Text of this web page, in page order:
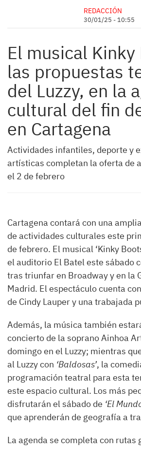
REDACCIÓN
30/01/25 - 10:55
El musical
las propuestas
del Luzzy, en la
cultural del fin
en Cartagena
Actividades infantiles, deporte y
artísticas completan la oferta de
el 2 de febrero
Cartagena contará con una
de actividades culturales este
de febrero. El musical ‘Kinky
el auditorio El Batel este sábado
tras triunfar en Broadway y en la
Madrid. El espectáculo cuenta
de Cindy Lauper y una trabajada
Además, la música también
concierto de la soprano Ainhoa
domingo en el Luzzy; mientras
al Luzzy con ‘Baldosas’, la
programación teatral para esta
este espacio cultural. Los más
disfrutarán el sábado de ‘El
que aprenderán de geografía a
La agenda se completa con rutas